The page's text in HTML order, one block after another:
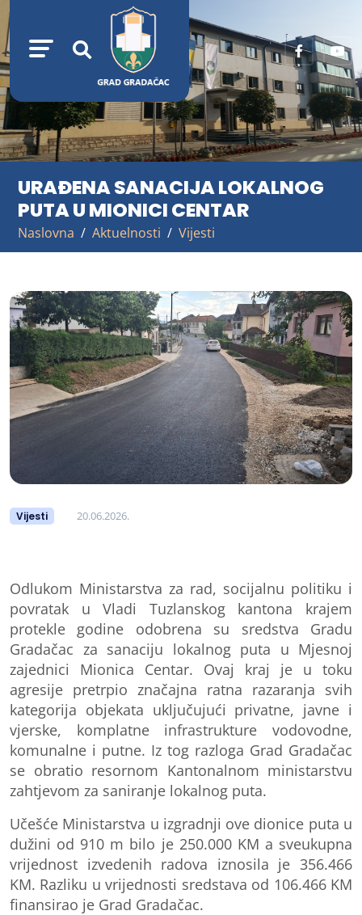
URAĐENA SANACIJA LOKALNOG
PUTA U MIONICI CENTAR
Naslovna Aktuelnosti Vijesti
Vijesti 20.06.2026.
Odlukom Ministarstva za rad, socijalnu politiku i
povratak u Vladi Tuzlanskog kantona krajem
protekle godine odobrena su sredstva Gradu
Gradačac za sanaciju lokalnog puta u Mjesnoj
zajednici Mionica Centar. Ovaj kraj je u toku
agresije pretrpio značajna ratna razaranja svih
kategorija objekata uključujući privatne, javne i
vjerske, komplatne infrastrukture vodovodne,
komunalne i putne. Iz tog razloga Grad Gradačac
se obratio resornom Kantonalnom ministarstvu
zahtjevom za saniranje lokalnog puta.
Učešće Ministarstva u izgradnji ove dionice puta u
dužini od 910 m bilo je 250.000 KM a sveukupna
vrijednost izvedenih radova iznosila je 356.466
KM. Razliku u vrijednosti sredstava od 106.466 KM
finansirao je Grad Gradačac.